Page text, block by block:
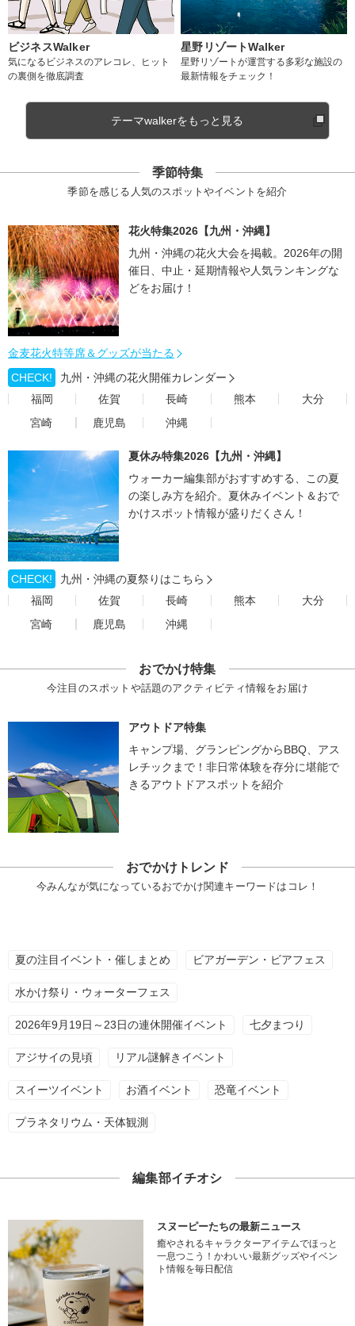
ビジネスWalker
気になるビジネスのアレコレ、ヒット
の裏側を徹底調査
星野リゾートWalker
星野リゾートが運営する多彩な施設の
最新情報をチェック！
テーマwalkerをもっと見る
季節特集
季節を感じる人気のスポットやイベントを紹介
花火特集2026【九州・沖縄】
九州・沖縄の花火大会を掲載。2026年の開
催日、中止・延期情報や人気ランキングな
どをお届け！
金麦花火特等席＆グッズが当たる
CHECK!
九州・沖縄の花火開催カレンダー
福岡
佐賀 長崎 熊本
大分
宮崎
鹿児島 沖縄
夏休み特集2026【九州・沖縄】
ウォーカー編集部がおすすめする、この夏
の楽しみ方を紹介。夏休みイベント＆おで
かけスポット情報が盛りだくさん！
CHECK!
九州・沖縄の夏祭りはこちら
福岡
佐賀 長崎 熊本
大分
宮崎
鹿児島 沖縄
おでかけ特集
今注目のスポットや話題のアクティビティ情報をお届け
アウトドア特集
キャンプ場、グランピングからBBQ、アス
レチックまで！非日常体験を存分に堪能で
きるアウトドアスポットを紹介
おでかけトレンド
今みんなが気になっているおでかけ関連キーワードはコレ！
夏の注目イベント・催しまとめ ビアガーデン・ビアフェス
水かけ祭り・ウォーターフェス
2026年9月19日～23日の連休開催イベント 七夕まつり
アジサイの見頃 リアル謎解きイベント
スイーツイベント お酒イベント 恐竜イベント
プラネタリウム・天体観測
編集部イチオシ
スヌーピーたちの最新ニュース
癒やされるキャラクターアイテムでほっと
一息つこう！かわいい最新グッズやイベン
ト情報を毎日配信